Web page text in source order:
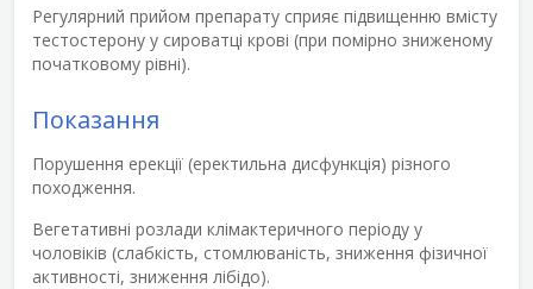
Регулярний прийом препарату сприяє підвищенню вмісту
тестостерону у сироватці крові (при помірно зниженому
початковому рівні).
Показання
Порушення ерекції (еректильна дисфункція) різного
походження.
Вегетативні розлади клімактеричного періоду у
чоловіків (слабкість, стомлюваність, зниження фізичної
активності, зниження лібідо).